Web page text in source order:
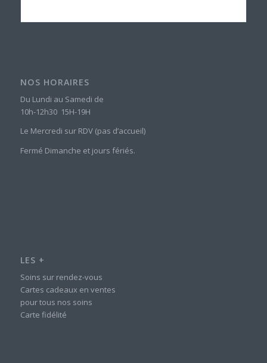
NOS HORAIRES
Du Lundi au Samedi de
10h-12h30 15H-19H
Le Mercredi sur RDV (pas d’accueil)
Fermé Dimanche et jours fériés.
LES +
Soins sur rendez-vous
Cartes cadeaux en ventes
pour tous nos soins
Carte fidélité